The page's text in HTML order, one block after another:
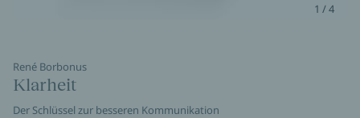
1 / 4
René Borbonus
Klarheit
Der Schlüssel zur besseren Kommunikation